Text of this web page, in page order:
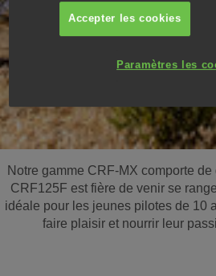
Notre gamme CRF-MX comporte
CRF125F est fière de venir se
idéale pour les jeunes pilotes de 10
faire plaisir et nourrir leur
Accepter les cookies
Paramètres les